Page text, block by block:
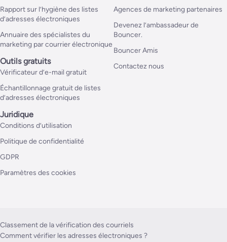
Rapport sur l’hygiène des listes
d’adresses électroniques
Annuaire des spécialistes du
marketing par courrier électronique
Outils gratuits
Vérificateur d’e-mail gratuit
Échantillonnage gratuit de listes
d’adresses électroniques
Agences de marketing partenaires
Devenez l’ambassadeur de
Bouncer.
Bouncer Amis
Contactez nous
Juridique
Conditions d’utilisation
Politique de confidentialité
GDPR
Paramètres des cookies
Classement de la vérification des courriels
Comment vérifier les adresses électroniques ?